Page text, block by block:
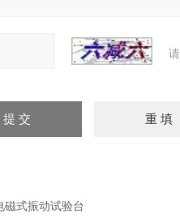
磁式振动试验台